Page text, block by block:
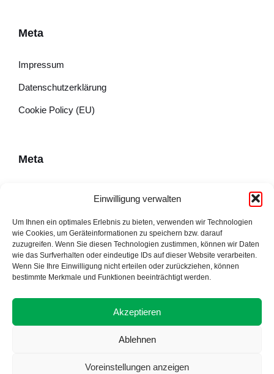
Einwilligung verwalten
Um Ihnen ein optimales Erlebnis zu bieten, verwenden wir Technologien
wie Cookies, um Geräteinformationen zu speichern bzw. darauf
zuzugreifen. Wenn Sie diesen Technologien zustimmen, können wir Daten
wie das Surfverhalten oder eindeutige IDs auf dieser Website verarbeiten.
Wenn Sie Ihre Einwilligung nicht erteilen oder zurückziehen, können
bestimmte Merkmale und Funktionen beeinträchtigt werden.
Akzeptieren
Ablehnen
Voreinstellungen anzeigen
Meta
Impressum
Datenschutzerklärung
Cookie Policy (EU)
Meta
Cookie Policy (EU)
Proudly made by Alpsware